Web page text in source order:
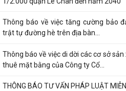
Thông báo về việc tăng cường bảo
trật tự đường hè trên địa bàn...
Thông báo về việc di dời các cơ sở
thuê mặt bằng của Công ty Cổ...
THÔNG BÁO TƯ VẤN PHÁP LUẬT